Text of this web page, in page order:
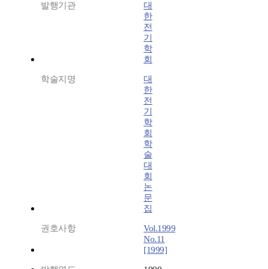
발행기관
대
한
전
기
학
회
학술지명
대
한
전
기
학
회
학
술
대
회
논
문
집
권호사항
Vol.1999
No.11
[1999]